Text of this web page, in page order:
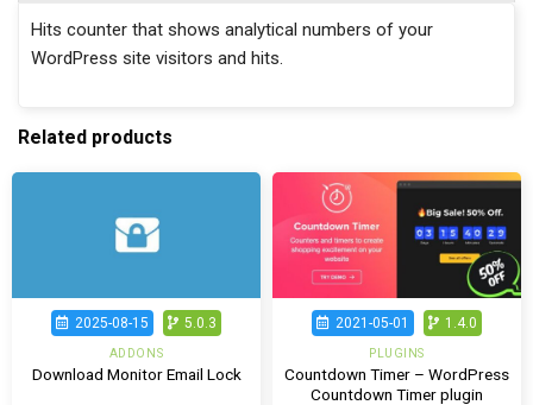
Hits counter that shows analytical numbers of your
WordPress site visitors and hits.
Related products
2025-08-15 5.0.3
ADDONS
Download Monitor Email Lock
2021-05-01 1.4.0
PLUGINS
Countdown Timer – WordPress
Countdown Timer plugin